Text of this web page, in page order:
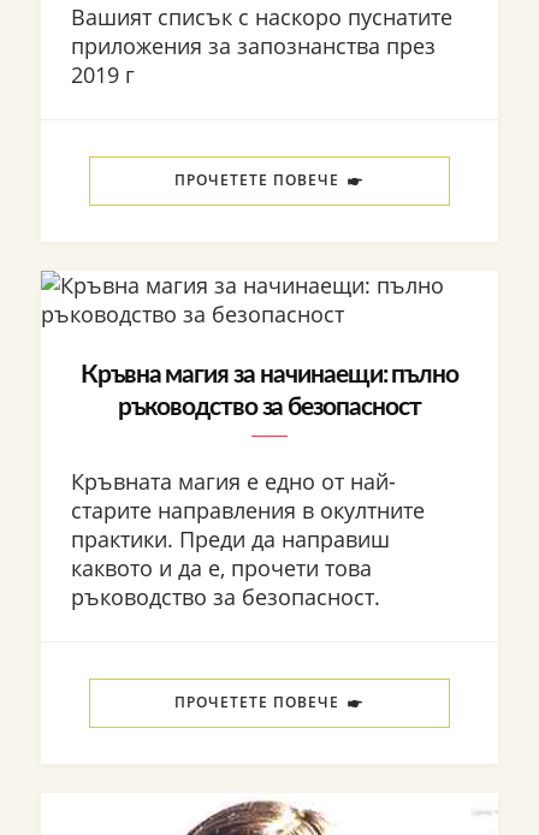
Вашият списък с наскоро пуснатите
приложения за запознанства през
2019 г
ПРОЧЕТЕТЕ ПОВЕЧЕ
Кръвна магия за начинаещи: пълно
ръководство за безопасност
Кръвната магия е едно от най-
старите направления в окултните
практики. Преди да направиш
каквото и да е, прочети това
ръководство за безопасност.
ПРОЧЕТЕТЕ ПОВЕЧЕ